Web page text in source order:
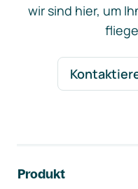
wir sind hier, um
Produkt